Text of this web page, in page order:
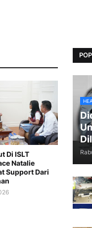
Di ISLT
Natalie
Support Dari